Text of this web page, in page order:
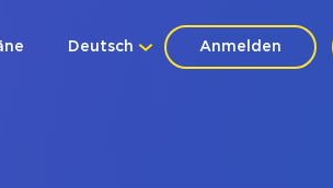
Anmelden
Deutsch